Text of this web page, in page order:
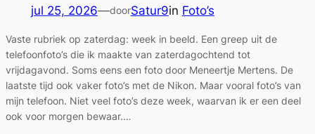
jul 25, 2026—doorSatur9in Foto’s
Vaste rubriek op zaterdag: week in beeld. Een greep uit de
telefoonfoto’s die ik maakte van zaterdagochtend tot
vrijdagavond. Soms eens een foto door Meneertje Mertens. De
laatste tijd ook vaker foto’s met de Nikon. Maar vooral foto’s van
mijn telefoon. Niet veel foto’s deze week, waarvan ik er een deel
ook voor morgen bewaar.…